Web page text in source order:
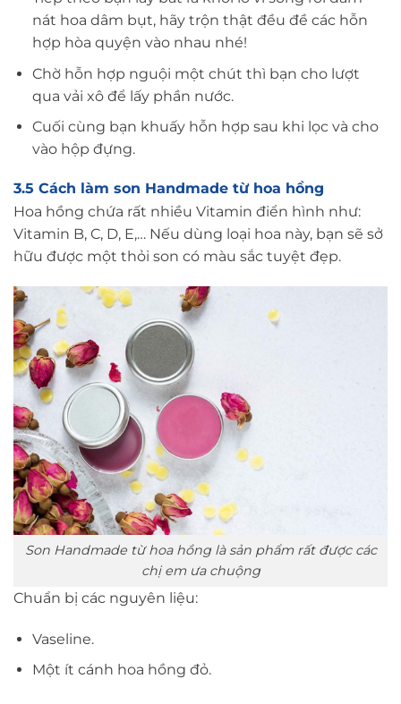
nát hoa dâm bụt, hãy trộn thật đều đề các hỗn
hợp hòa quyện vào nhau nhé!
Chờ hỗn hợp nguội một chút thì bạn cho lượt
qua vải xô để lấy phần nước.
Cuối cùng bạn khuấy hỗn hợp sau khi lọc và cho
vào hộp đựng.
3.5 Cách làm son Handmade từ hoa hồng
Hoa hồng chứa rất nhiều Vitamin điển hình như:
Vitamin B, C, D, E,… Nếu dùng loại hoa này, bạn sẽ sở
hữu được một thỏi son có màu sắc tuyệt đẹp.
Son Handmade từ hoa hồng là sản phẩm rất được các
chị em ưa chuộng
Chuẩn bị các nguyên liệu:
Vaseline.
Một ít cánh hoa hồng đỏ.